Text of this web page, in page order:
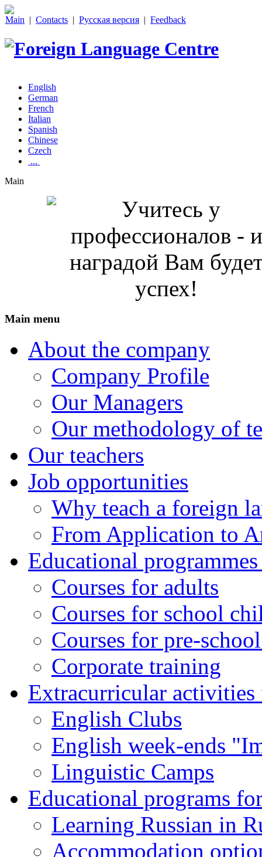
Main | Contacts | Русская версия | Feedback
English
German
French
Italian
Spanish
Chinese
Czech
...
Main
Main menu
About the company
Company Profile
Our Managers
Our methodology of
Our teachers
Job opportunities
Why teach a foreign
From Application to
Educational
Courses for adults
Courses for school
Courses for pre-
Corporate training
Extracurricular
English Clubs
English week-ends
Linguistic Camps
Educational programs
Learning Russian in
Accommodation